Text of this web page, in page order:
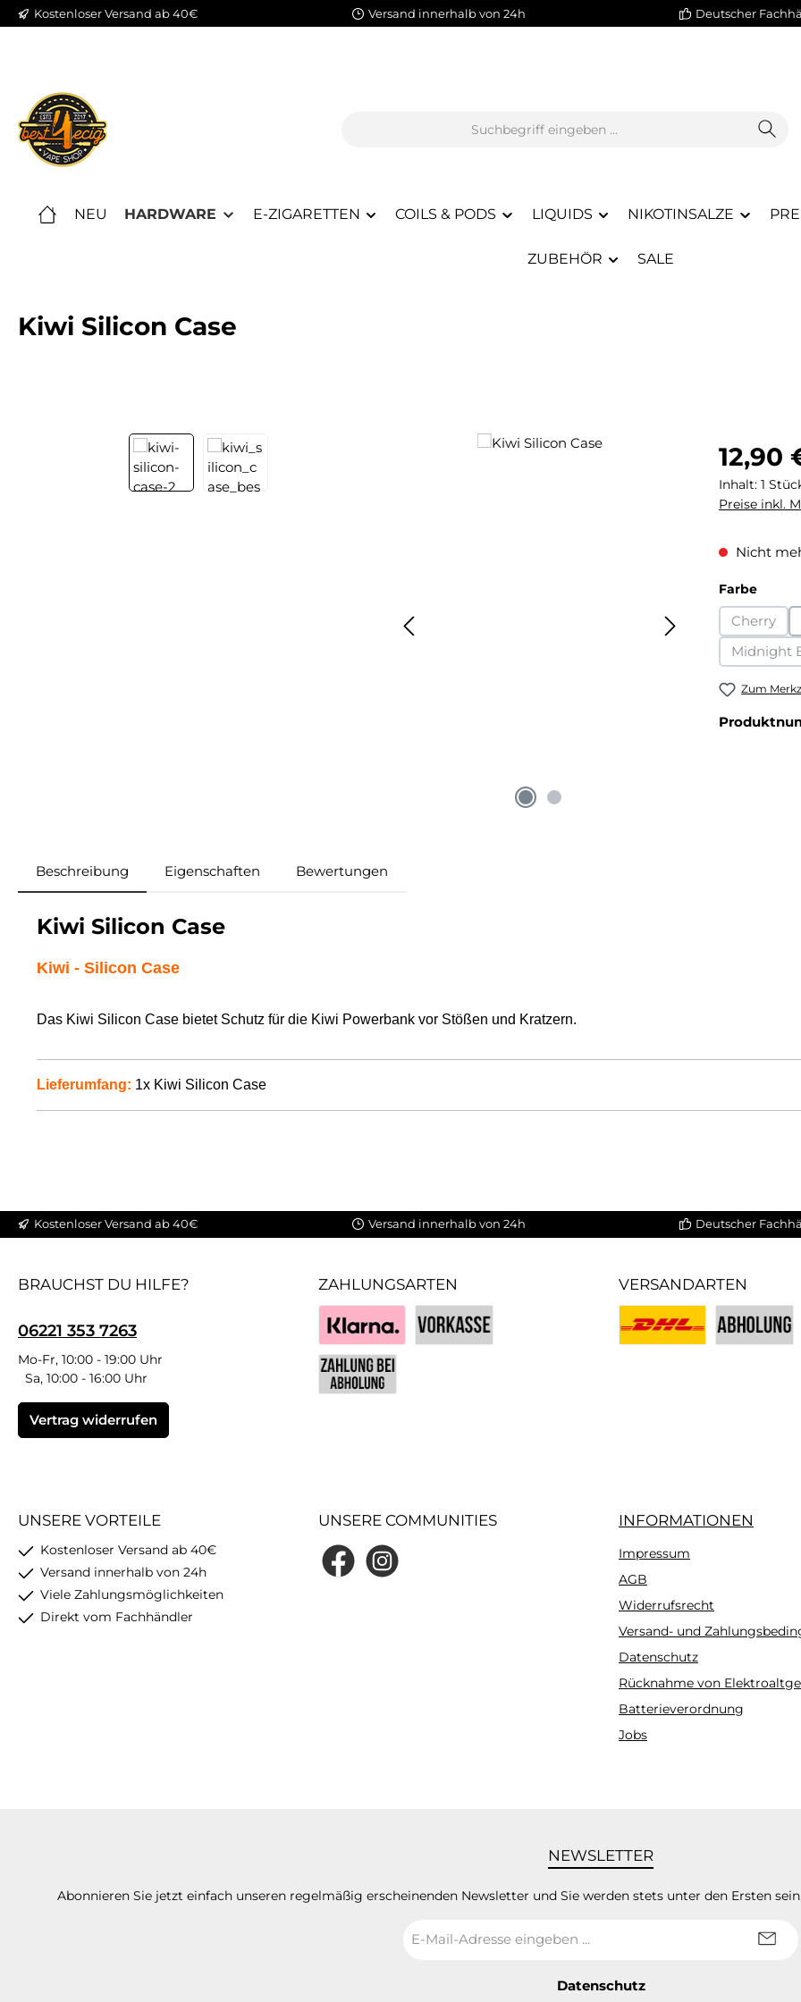
Hauptinhalt springen
Zur Suche springen
Zur Hauptnavigation springen
Kostenloser Versand ab 40€ Versand innerhalb von 24h Deutscher
NEU HARDWARE E-ZIGARETTEN COILS & PODS LIQUIDS NIKOTINSALZE
ZUBEHÖR SALE
Kiwi Silicon Case
Bildergalerie überspringen Regulärer
12,90
Inhalt: 1
Preise inkl.
Nicht
Farbe
Cherry
(Diese
Midnight
Zum
Beschreibung Eigenschaften Bewertungen
Kiwi Silicon Case
Kiwi - Silicon Case
Das Kiwi Silicon Case bietet Schutz für die Kiwi Powerbank vor Stößen und Kratzern.
Lieferumfang: 1x Kiwi Silicon Case
Kostenloser Versand ab 40€ Versand innerhalb von 24h Deutscher
BRAUCHST DU HILFE?
06221 353 7263
Mo-Fr, 10:00 - 19:00 Uhr
Sa, 10:00 - 16:00 Uhr
Vertrag widerrufen
ZAHLUNGSARTEN
Klarna
VERSANDARTEN
UNSERE VORTEILE
Kostenloser Versand ab 40€
Versand innerhalb von 24h
Viele Zahlungsmöglichkeiten
Direkt vom Fachhändler
UNSERE COMMUNITIES
FacebookInstagram
INFORMATIONEN
Impressum
AGB
Widerrufsrecht
Versand- und
Datenschutz
Rücknahme von
Batterieverordnung
Jobs
NEWSLETTER
Abonnieren Sie jetzt einfach unseren regelmäßig erscheinenden Newsletter und Sie werden stets unter den Ersten
Mail-
Datenschutz